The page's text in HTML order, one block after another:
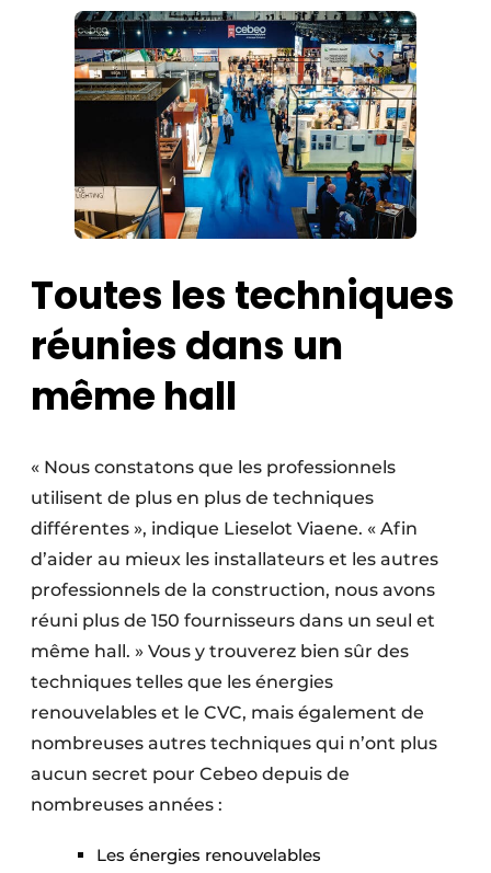
Toutes les techniques
réunies dans un
même hall
« Nous constatons que les professionnels
utilisent de plus en plus de techniques
différentes », indique Lieselot Viaene. « Afin
d’aider au mieux les installateurs et les autres
professionnels de la construction, nous avons
réuni plus de 150 fournisseurs dans un seul et
même hall. » Vous y trouverez bien sûr des
techniques telles que les énergies
renouvelables et le CVC, mais également de
nombreuses autres techniques qui n’ont plus
aucun secret pour Cebeo depuis de
nombreuses années :
Les énergies renouvelables